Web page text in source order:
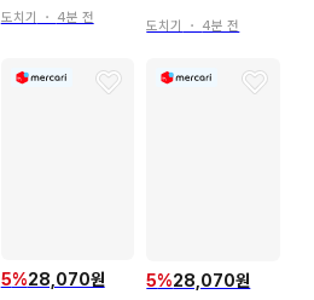
도치기 ・ 4분 전
도치기 ・ 4분 전
5%28,070원 5%28,070원